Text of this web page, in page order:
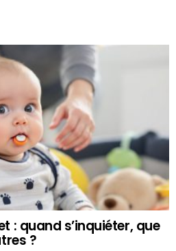
: quand s’inquiéter, que
?